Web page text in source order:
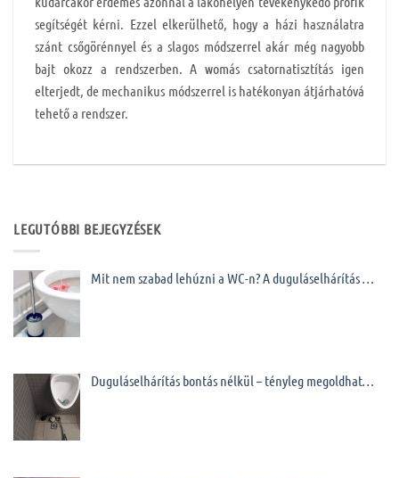
segítségét kérni. Ezzel elkerülhető, hogy a házi használatra
szánt csőgörénnyel és a slagos módszerrel akár még nagyobb
bajt okozz a rendszerben. A womás csatornatisztítás igen
elterjedt, de mechanikus módszerrel is hatékonyan átjárhatóvá
tehető a rendszer.
LEGUTÓBBI BEJEGYZÉSEK
Mit nem szabad lehúzni a WC-n? A duguláselhárítás …
Duguláselhárítás bontás nélkül – tényleg megoldhat…